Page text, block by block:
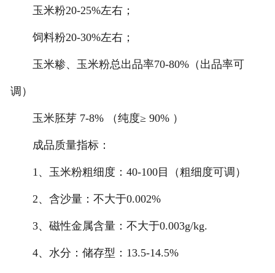
玉米粉20-25%左右；
饲料粉20-30%左右；
玉米糁、玉米粉总出品率70-80%（出品率可
调）
玉米胚芽 7-8% （纯度≥ 90% ）
成品质量指标：
1、玉米粉粗细度：40-100目（粗细度可调）
2、含沙量：不大于0.002%
3、磁性金属含量：不大于0.003g/kg.
4、水分：储存型：13.5-14.5%